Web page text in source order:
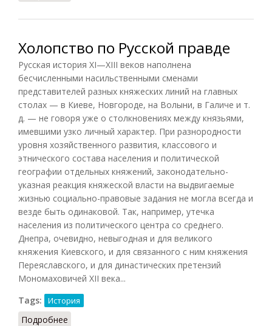
Холопство по Русской правде
Русская история XI—XIII веков наполнена
бесчисленными насильственными сменами
представителей разных княжеских линий на главных
столах — в Киеве, Новгороде, на Волыни, в Галиче и т.
д. — не говоря уже о столкновениях между князьями,
имевшими узко личный характер. При разнородности
уровня хозяйственного развития, классового и
этнического состава населения и политической
географии отдельных княжений, законодательно-
указная реакция княжеской власти на выдвигаемые
жизнью социально-правовые задания не могла всегда и
везде быть одинаковой. Так, например, утечка
населения из политического центра со среднего.
Днепра, очевидно, невыгодная и для великого
княжения Киевского, и для связанного с ним княжения
Переяславского, и для династических претензий
Мономаховичей XII века...
Tags:
История
Подробнее